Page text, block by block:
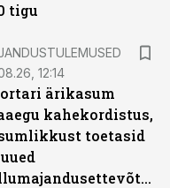
tigu
12:14
ärikasum
kahekordistus,
toetasid
põllumajandusettevõtted